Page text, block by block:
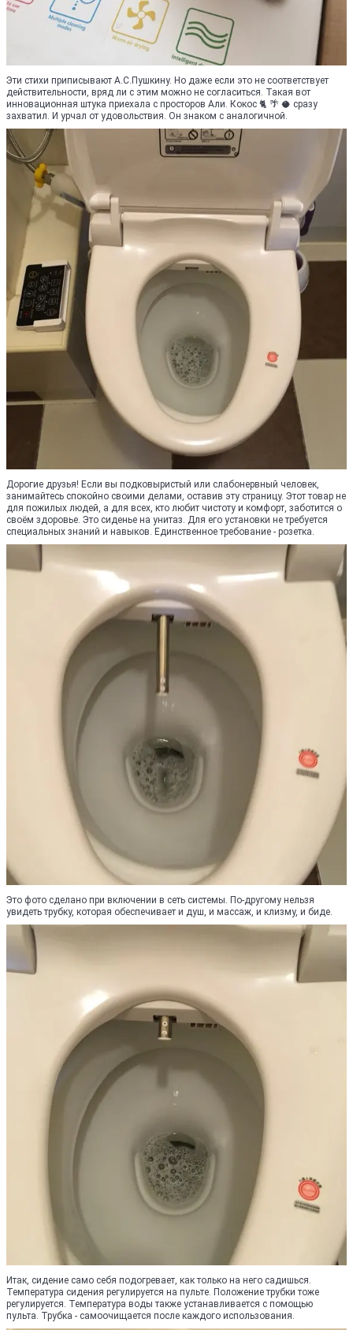
Эти стихи приписывают А.С.Пушкину. Но даже если это не соответствует
действительности, вряд ли с этим можно не согласиться. Такая вот
инновационная штука приехала с просторов Али. Кокос 🐈 🌴 🥥 сразу
захватил. И урчал от удовольствия. Он знаком с аналогичной.
Дорогие друзья! Если вы подковыристый или слабонервный человек,
занимайтесь спокойно своими делами, оставив эту страницу. Этот товар не
для пожилых людей, а для всех, кто любит чистоту и комфорт, заботится о
своём здоровье. Это сиденье на унитаз. Для его установки не требуется
специальных знаний и навыков. Единственное требование - розетка.
Это фото сделано при включении в сеть системы. По-другому нельзя
увидеть трубку, которая обеспечивает и душ, и массаж, и клизму, и биде.
Итак, сидение само себя подогревает, как только на него садишься.
Температура сидения регулируется на пульте. Положение трубки тоже
регулируется. Температура воды также устанавливается с помощью
пульта. Трубка - самоочищается после каждого использования.